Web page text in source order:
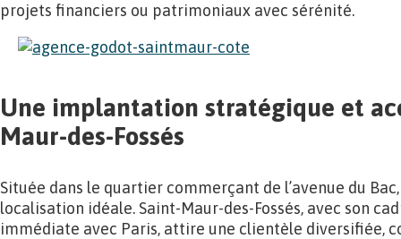
projets financiers ou patrimoniaux avec sérénité.
Une implantation stratégique et
Maur-des-Fossés
Située dans le quartier commerçant de l’avenue du
localisation idéale. Saint-Maur-des-Fossés, avec son
immédiate avec Paris, attire une clientèle diversifiée,